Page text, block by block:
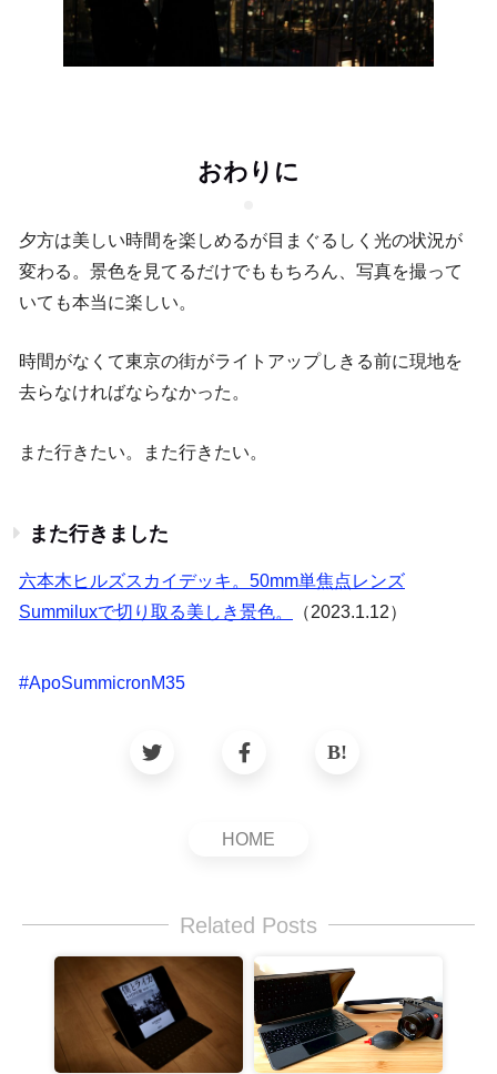
おわりに
夕方は美しい時間を楽しめるが目まぐるしく光の状況が
変わる。景色を見てるだけでももちろん、写真を撮って
いても本当に楽しい。
時間がなくて東京の街がライトアップしきる前に現地を
去らなければならなかった。
また行きたい。また行きたい。
また行きました
六本木ヒルズスカイデッキ。50mm単焦点レンズ
Summiluxで切り取る美しき景色。
（2023.1.12）
#ApoSummicronM35
HOME
Related Posts